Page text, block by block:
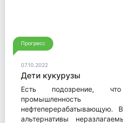
Прогресс
07.10.2022
Дети кукурузы
Есть подозрение,
нефтеперерабатывающую.
альтернативы